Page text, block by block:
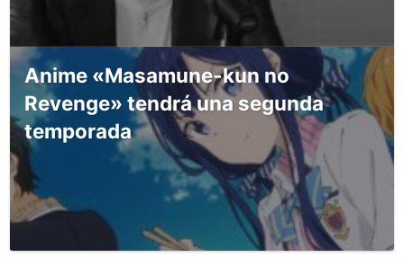
Anime «Masamune-kun no
Revenge» tendrá una segunda
temporada